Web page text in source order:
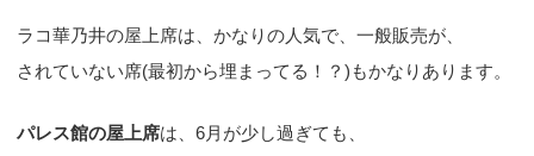
ラコ華乃井の屋上席は、かなりの人気で、一般販売が、
されていない席(最初から埋まってる！？)もかなりあります。
パレス館の屋上席は、6月が少し過ぎても、